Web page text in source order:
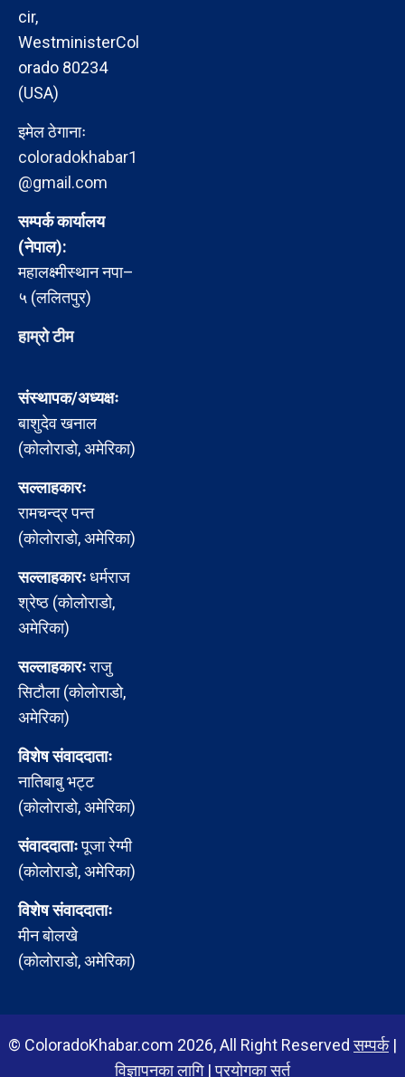
cir,
WestministerCol
orado 80234
(USA)
इमेल ठेगानाः
coloradokhabar1
@gmail.com
सम्पर्क कार्यालय
(नेपाल):
महालक्ष्मीस्थान नपा–
५ (ललितपुर)
हाम्रो टीम
संस्थापक/अध्यक्षः
बाशुदेव खनाल
(कोलोराडो, अमेरिका)
सल्लाहकारः
रामचन्द्र पन्त
(कोलोराडो, अमेरिका)
सल्लाहकारःधर्मराज
श्रेष्ठ (कोलोराडो,
अमेरिका)
सल्लाहकारःराजु
सिटौला (कोलोराडो,
अमेरिका)
विशेष संवाददाताः
नातिबाबु भट्ट
(कोलोराडो, अमेरिका)
संवाददाताःपूजा रेग्मी
(कोलोराडो, अमेरिका)
विशेष संवाददाताः
मीन बोलखे
(कोलोराडो, अमेरिका)
© ColoradoKhabar.com 2026, All Right Reservedसम्पर्क|
विज्ञापनका लागि|प्रयोगका सर्त